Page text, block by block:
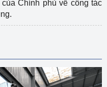
Chính phủ về công tác